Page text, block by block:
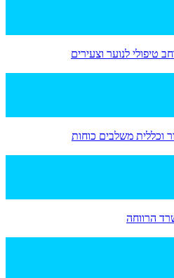
וכללית משלבים כוחות
הרווחה